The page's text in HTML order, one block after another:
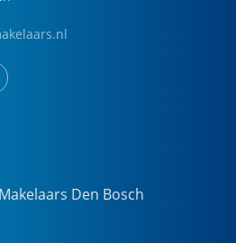
Den Bosch